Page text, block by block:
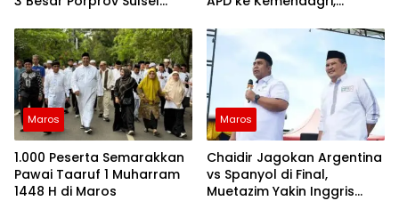
Desa
Maros
1.000 Peserta Semarakkan
Pawai Taaruf 1 Muharram
1448 H di Maros
Maros
Chaidir Jagokan Argentina
vs Spanyol di Final,
Muetazim Yakin Inggris